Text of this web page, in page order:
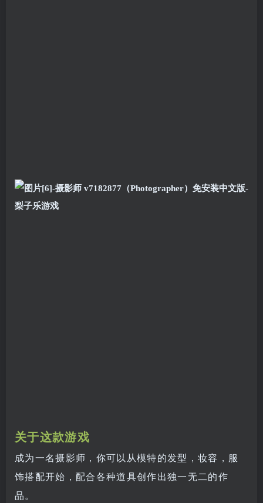
关于这款游戏
成为一名摄影师，你可以从模特的发型，妆容，服
饰搭配开始，配合各种道具创作出独一无二的作
品。